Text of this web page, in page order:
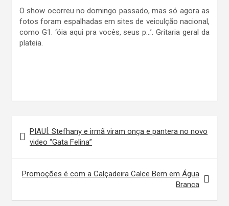
O show ocorreu no domingo passado, mas só agora as
fotos foram espalhadas em sites de veiculção nacional,
como G1. ‘öia aqui pra vocês, seus p…’. Gritaria geral da
plateia.
Navegação
de
Post
PIAUÍ: Stefhany e irmã viram onça e pantera no novo
video “Gata Felina”
Promoções é com a Calçadeira Calce Bem em Água
Branca